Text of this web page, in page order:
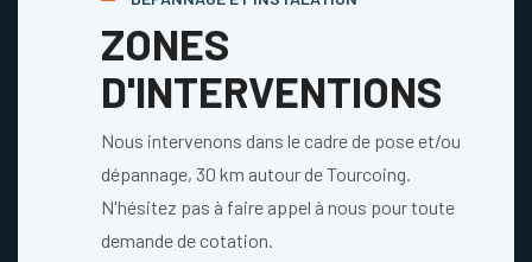
ZONES
D'INTERVENTIONS
Nous intervenons dans le cadre de pose et/ou
dépannage, 30 km autour de Tourcoing.
N'hésitez pas à faire appel à nous pour toute
demande de cotation.